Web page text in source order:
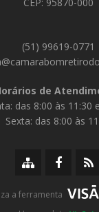
CEP: 95870-000
(51) 99619-0771
de
das 8:00 às 11:30
Sexta: das 8:00 às
M
a
F
e
R
S
d
a ferramenta